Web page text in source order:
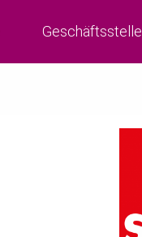
Geschäftsstelle